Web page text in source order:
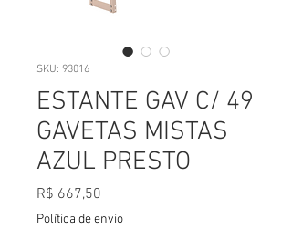
SKU: 93016
ESTANTE GAV C/ 49
GAVETAS MISTAS
AZUL PRESTO
R$ 667,50
Política de envio